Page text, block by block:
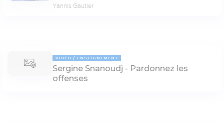
Yannis Gautier
VIDÉO ENSEIGNEMENT
Sergine Snanoudj - Pardonnez les
offenses